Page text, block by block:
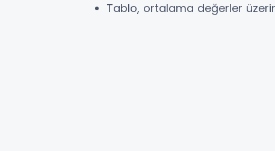
Tablo, ortalama değerler